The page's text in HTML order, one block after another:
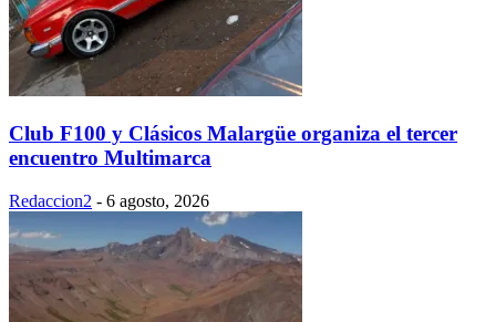
Club F100 y Clásicos Malargüe organiza el tercer
encuentro Multimarca
Redaccion2 - 6 agosto, 2026